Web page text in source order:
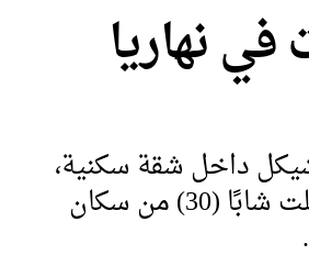
نهاريا
داخل شقة سكنية،
بينها ماريجوانا وزيت حشيش وحلويات مخدرة، واعتقلت شابًا (30) من سكان